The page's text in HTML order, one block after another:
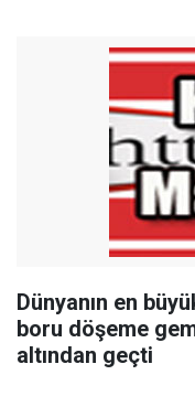
Dünyanın en
boru döşeme
altından geçti